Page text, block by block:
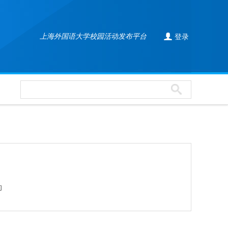
上海外国语大学校园活动发布平台  登录